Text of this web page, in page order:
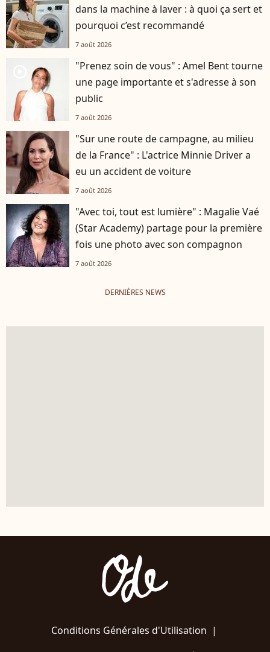
dans la machine à laver : à quoi ça sert et
pourquoi c’est recommandé
7 août 2026
"Prenez soin de vous" : Amel Bent tourne
une page importante et s'adresse à son
public
7 août 2026
"Sur une route de campagne, au milieu
de la France" : L'actrice Minnie Driver a
eu un accident de voiture
7 août 2026
"Avec toi, tout est lumière" : Magalie Vaé
(Star Academy) partage pour la première
fois une photo avec son compagnon
7 août 2026
DERNIÈRES NEWS
Conditions Générales d'Utilisation |